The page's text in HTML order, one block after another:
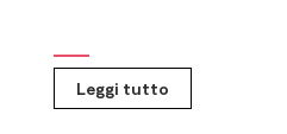
Leggi tutto